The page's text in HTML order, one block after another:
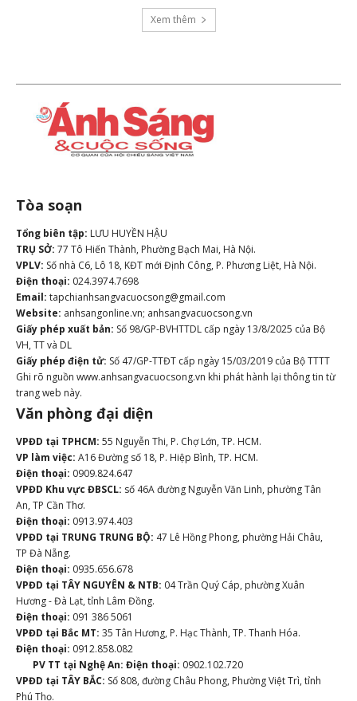
Xem thêm
Tòa soạn
Tổng biên tập: LƯU HUYỀN HẬU
TRỤ SỞ: 77 Tô Hiến Thành, Phường Bạch Mai, Hà Nội.
VPLV: Số nhà C6, Lô 18, KĐT mới Định Công, P. Phương Liệt, Hà Nội.
Điện thoại: 024.3974.7698
Email: tapchianhsangvacuocsong@gmail.com
Website: anhsangonline.vn; anhsangvacuocsong.vn
Giấy phép xuất bản: Số 98/GP-BVHTTDL cấp ngày 13/8/2025 của Bộ
VH, TT và DL
Giấy phép điện tử: Số 47/GP-TTĐT cấp ngày 15/03/2019 của Bộ TTTT
Ghi rõ nguồn www.anhsangvacuocsong.vn khi phát hành lại thông tin từ
trang web này.
Văn phòng đại diện
VPĐD tại TPHCM: 55 Nguyễn Thi, P. Chợ Lớn, TP. HCM.
VP làm việc: A16 Đường số 18, P. Hiệp Bình, TP. HCM.
Điện thoại: 0909.824.647
VPĐD Khu vực ĐBSCL: số 46A đường Nguyễn Văn Linh, phường Tân
An, TP Cần Thơ.
Điện thoại: 0913.974.403
VPĐD tại TRUNG TRUNG BỘ: 47 Lê Hồng Phong, phường Hải Châu,
TP Đà Nẵng.
Điện thoại: 0935.656.678
VPĐD tại TÂY NGUYÊN & NTB: 04 Trần Quý Cáp, phường Xuân
Hương - Đà Lạt, tỉnh Lâm Đồng.
Điện thoại: 091 386 5061
VPĐD tại Bắc MT: 35 Tân Hương, P. Hạc Thành, TP. Thanh Hóa.
Điện thoại: 0912.858.082
PV TT tại Nghệ An: Điện thoại: 0902.102.720
VPĐD tại TÂY BẮC: Số 808, đường Châu Phong, Phường Việt Trì, tỉnh
Phú Thọ.